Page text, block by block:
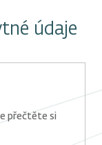
údaje
přečtěte si